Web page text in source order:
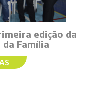
edição da
da Família